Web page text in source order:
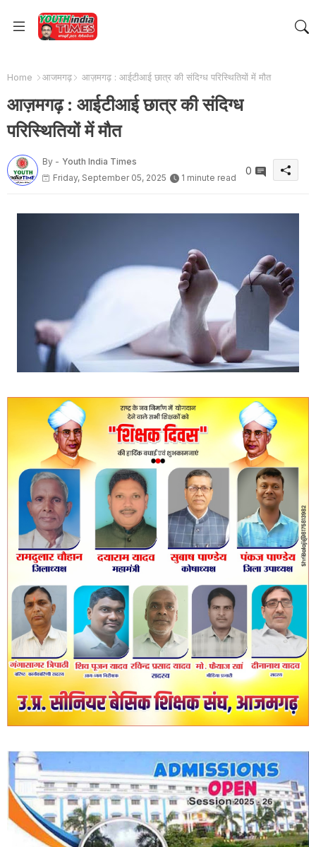
Home आजमगढ़ आज़मगढ़ : आईटीआई छात्र की संदिग्ध परिस्थितियों में मौत
आज़मगढ़ : आईटीआई छात्र की संदिग्ध
परिस्थितियों में मौत
By - Youth India Times
Friday, September 05, 2025
1 minute read
0